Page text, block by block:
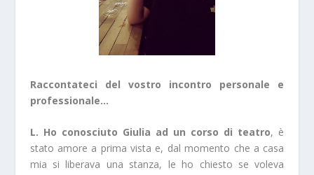
Raccontateci del vostro incontro personale e
professionale…
L. Ho conosciuto Giulia ad un corso di teatro, è
stato amore a prima vista e, dal momento che a casa
mia si liberava una stanza, le ho chiesto se voleva